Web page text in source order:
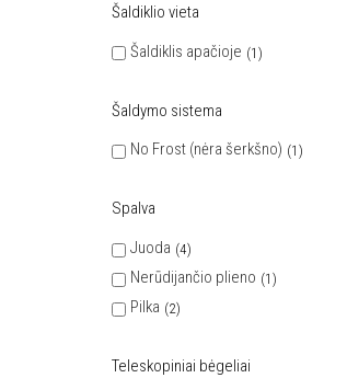
Šaldiklio vieta
Šaldiklis apačioje
1
Šaldymo sistema
No Frost (nėra šerkšno)
1
Spalva
Juoda 4
Nerūdijančio plieno 1
Pilka 2
Teleskopiniai bėgeliai